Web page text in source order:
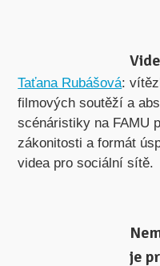
Taťana Rubášová:
filmových soutěží a
scénáristiky na FAMU
zákonitosti a formát
videa pro sociální sítě.
je